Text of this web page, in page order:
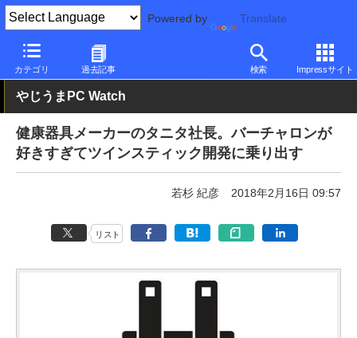
Powered by Translate
カテゴリ 過去記事 検索 Impressサイト
PC Watch 半導体/周辺機器
やじうまPC Watch
健康器具メーカーのタニタ社長。バーチャロンが
好きすぎてツインスティック開発に乗り出す
若杉 紀彦 2018年2月16日 09:57
リスト